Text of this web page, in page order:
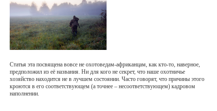
Статья эта посвящена вовсе не охотоведам-африканцам, как кто-то, наверное,
предположил из её названия. Ни для кого не секрет, что наше охотничье
хозяйство находится не в лучшем состоянии. Часто говорят, что причины этого
кроются в его соответствующем (а точнее – несоответствующем) кадровом
наполнении.